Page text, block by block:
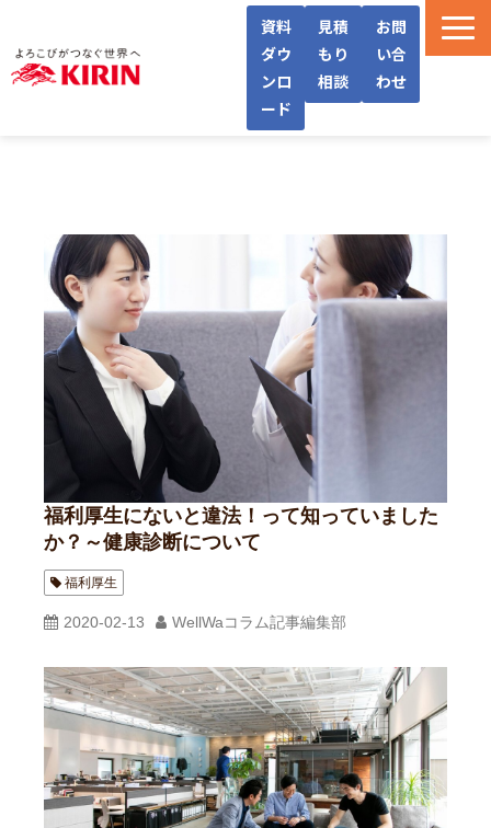
資料
ダウ
ンロ
ード
見積
もり
相談
お問
い合
わせ
導入事例/インタビュー
よくあるご質問
お役立ち情報
福利厚生にないと違法！って知っていました
か？～健康診断について
福利厚生
2020-02-13 WellWaコラム記事編集部